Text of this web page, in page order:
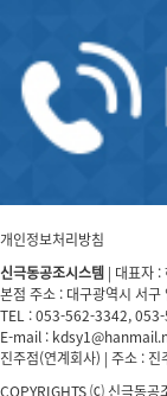
개인정보처리방침
신극동공조시스템 | 대표자
본점 주소 : 대구광역시 서
TEL : 053-562-3342,
E-mail :
진주점(연계회사) | 주소 :
COPYRIGHTS ⒞ 신극동공